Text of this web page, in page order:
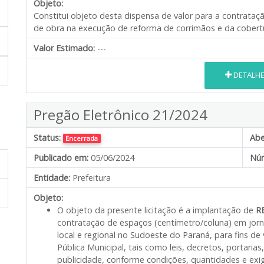
Objeto:
Constitui objeto desta dispensa de valor para a
de obra na execução de reforma de corrimãos e da
Valor Estimado: ---
Pregão Eletrônico 21/2024
Status: Encerrada
Publicado em: 05/06/2024
Entidade: Prefeitura
Objeto:
O objeto da presente licitação é a implantação de
contratação de espaços (centímetro/coluna) em
local e regional no Sudoeste do Paraná, para fins
Pública Municipal, tais como leis, decretos,
publicidade, conforme condições, quantidades e